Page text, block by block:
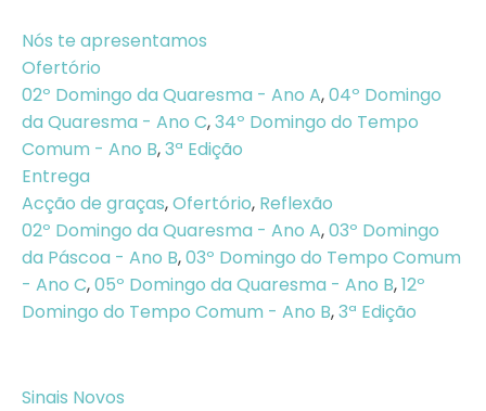
Nós te apresentamos
Ofertório
02º Domingo da Quaresma - Ano A,04º Domingo
da Quaresma - Ano C,34º Domingo do Tempo
Comum - Ano B,3ª Edição
Entrega
Acção de graças,Ofertório, Reflexão
02º Domingo da Quaresma - Ano A,03º Domingo
da Páscoa - Ano B,03º Domingo do Tempo Comum
- Ano C,05º Domingo da Quaresma - Ano B,12º
Domingo do Tempo Comum - Ano B,3ª Edição
Sinais Novos